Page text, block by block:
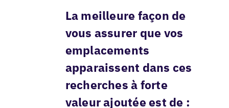
La meilleure façon de
vous assurer que vos
emplacements
apparaissent dans ces
recherches à forte
valeur ajoutée est de :